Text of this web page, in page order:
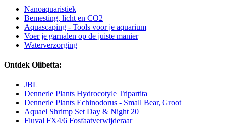
Nanoaquaristiek
Bemesting, licht en CO2
Aquascaping - Tools voor je aquarium
Voer je garnalen op de juiste manier
Waterverzorging
Ontdek Olibetta:
JBL
Dennerle Plants Hydrocotyle Tripartita
Dennerle Plants Echinodorus - Small Bear, Groot
Aquael Shrimp Set Day & Night 20
Fluval FX4/6 Fosfaatverwijderaar